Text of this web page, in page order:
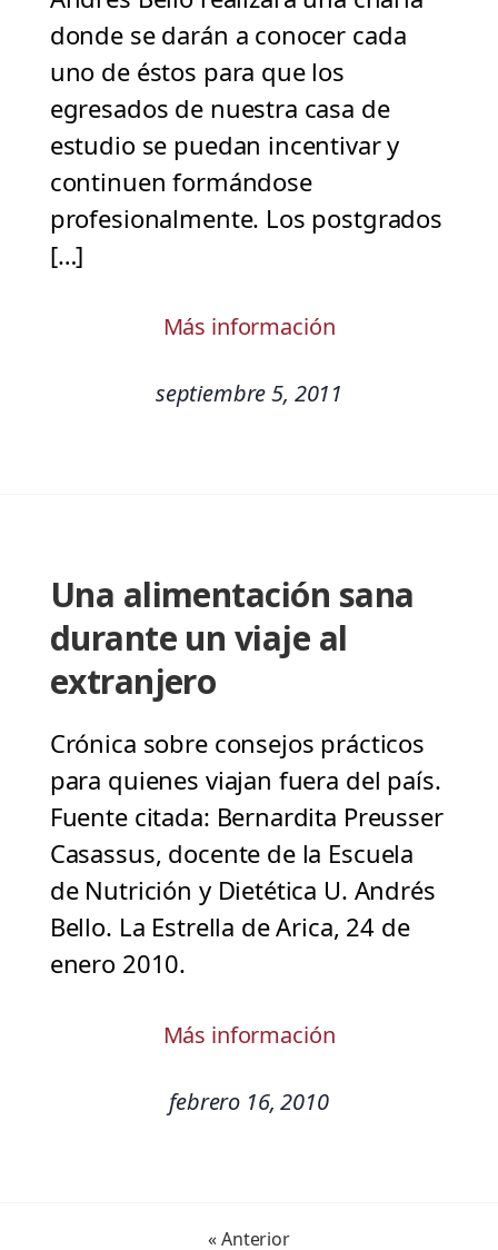
donde se darán a conocer cada
uno de éstos para que los
egresados de nuestra casa de
estudio se puedan incentivar y
continuen formándose
profesionalmente. Los postgrados
[…]
Más información
septiembre 5, 2011
Una alimentación sana
durante un viaje al
extranjero
Crónica sobre consejos prácticos
para quienes viajan fuera del país.
Fuente citada: Bernardita Preusser
Casassus, docente de la Escuela
de Nutrición y Dietética U. Andrés
Bello. La Estrella de Arica, 24 de
enero 2010.
Más información
febrero 16, 2010
« Anterior